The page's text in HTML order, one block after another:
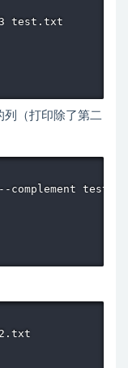
test.txt
（打印除了第二
complement